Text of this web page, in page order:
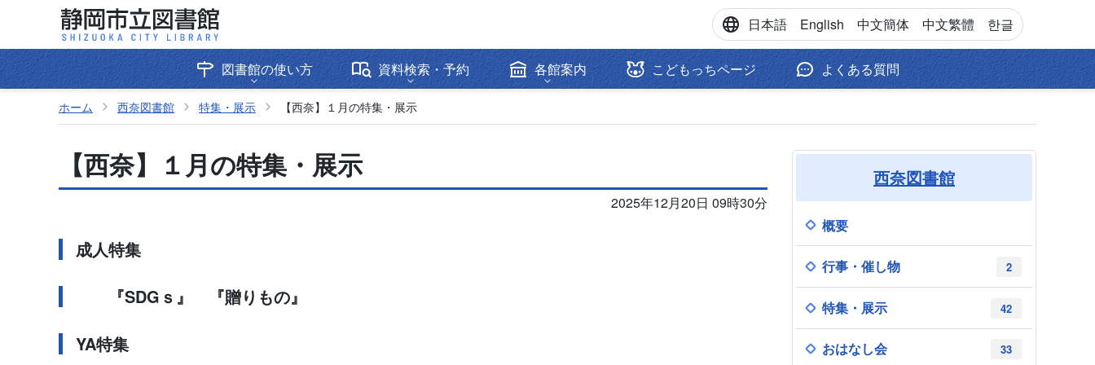
日本語 English 中文簡体 中文繁體 한글
図書館の使い方 資料検索・予約 各館案内 こどもっちページ よくある質問
ホーム 西奈図書館 特集・展示 【西奈】１月の特集・展示
【西奈】１月の特集・展示
2025年12月20日 09時30分
成人特集
『SDGｓ 』
『贈りもの』
YA特集
西奈図書館
概要
2
行事・催し物
42
特集・展示
33
おはなし会